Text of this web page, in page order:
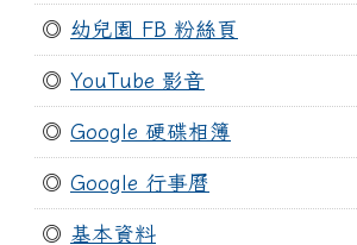
◎ 幼兒園 FB 粉絲頁
◎ YouTube 影音
◎ Google 硬碟相簿
◎ Google 行事曆
◎ 基本資料